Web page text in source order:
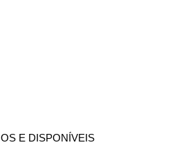
de Viseu/PA.
E DISPONÍVEIS